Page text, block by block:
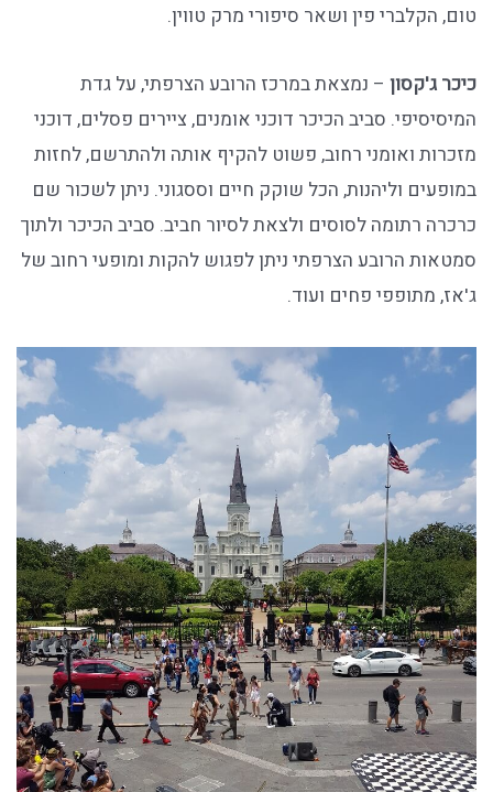
טום, הקלברי פין ושאר סיפורי מרק טווין.
כיכר ג'קסון – נמצאת במרכז הרובע הצרפתי, על גדת
המיסיסיפי. סביב הכיכר דוכני אומנים, ציירים פסלים, דוכני
מזכרות ואומני רחוב, פשוט להקיף אותה ולהתרשם, לחזות
במופעים וליהנות, הכל שוקק חיים וססגוני. ניתן לשכור שם
כרכרה רתומה לסוסים ולצאת לסיור חביב. סביב הכיכר ולתוך
סמטאות הרובע הצרפתי ניתן לפגוש להקות ומופעי רחוב של
ג'אז, מתופפי פחים ועוד.